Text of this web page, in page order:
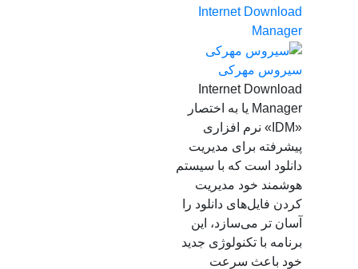
Internet Download
Manager
سیروس مهرکی
Internet Download
Manager یا به اختصار
«IDM» نرم افزاری
پیشرفته برای مدیریت
دانلود است که با سیستم
هوشمند خود مدیریت
کردن فایل‌های دانلود را
آسان‌ تر می‌سازد، این
برنامه با تکنولوژی جدید
خود باعث سرعت